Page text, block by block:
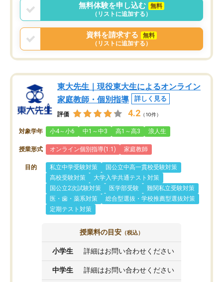
無料体験を申し込む
無料
（リストに追加する）
資料を請求する
無料
（リストに追加する）
東大先生｜現役東大生によるオンライン
家庭教師・個別指導
詳しく見る
評価 4.2 （10件）
対象学年 小4～小6 中1～中3 高1～高3 浪人生
授業形式 オンライン個別指導(1:1) 家庭教師
目的 私立中学受験対策
国公立中高一貫校受験対策
高校受験対策
大学入学共通テスト対策
国公立2次試験対策
医学部受験
難関私立受験対策
医・歯・薬系対策
総合型選抜・学校推薦型選抜対策
定期テスト対策
授業料の目安 （税込）
小学生 詳細はお問い合わせください
中学生 詳細はお問い合わせください